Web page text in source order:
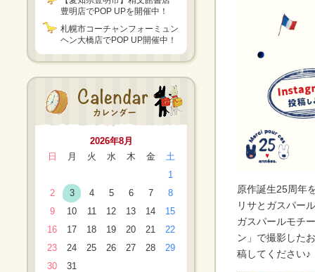
豊明店でPOP UPを開催中！
札幌市コーチャンフォーミュン
ヘン大橋店でPOP UP開催中！
2026年8月
日
月 火 水 木 金
土
1
2
3 4 5 6 7
8
9
10 11 12 13 14
15
16
17 18 19 20 21
22
23
24 25 26 27 28
29
30
31
原作誕生25周年
リサとガスパー
ガスパールモチ
ン」で撮影した
稿してください♪